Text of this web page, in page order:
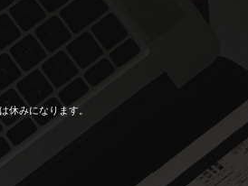
休みになります。